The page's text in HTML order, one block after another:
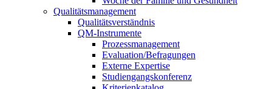
Qualitätsmanagement
Qualitätsverständnis
QM-Instrumente
Prozessmanagement
Evaluation/Befragungen
Externe Expertise
Studiengangskonferenz